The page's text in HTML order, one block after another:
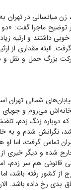
ماجرا گفت: «دو
داشتند و ارثیه
البته مقداری از
بزرگ حمل و نقل و
شمالی تهران
خانه‌اش می‌روم و
دوباره زنگ زدم،
نگرانش شدم و به
تماس گرفت، اما
شده و دیگر خبری
قانونی هم سر زدم،
از کشور رفته باشد،
بدی رخ داده باشد.